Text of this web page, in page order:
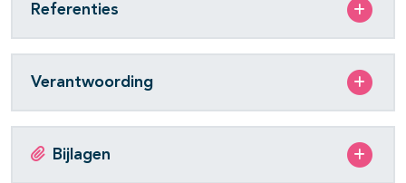
Referenties
Verantwoording
Bijlagen